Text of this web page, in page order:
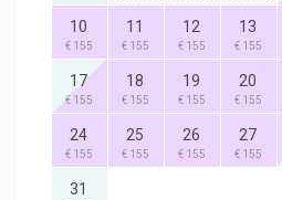
10
€ 155
11
€ 155
12
€ 155
13
€ 155
17
€ 155
18
€ 155
19
€ 155
20
€ 155
24
€ 155
25
€ 155
26
€ 155
27
€ 155
31